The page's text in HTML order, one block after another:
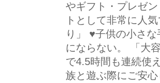
やギフト・プレゼ
トとして非常に人
り」 ♥子供の小さ
にならない。 「大
で4.5時間も連続使
族と遊ぶ際にご安